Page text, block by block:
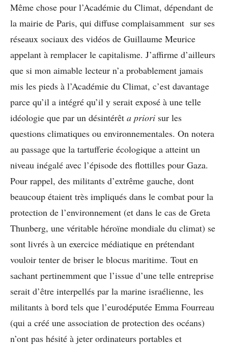
Même chose pour l’Académie du Climat, dépendant de
la mairie de Paris, qui diffuse complaisamment sur ses
réseaux sociaux des vidéos de Guillaume Meurice
appelant à remplacer le capitalisme. J’affirme d’ailleurs
que si mon aimable lecteur n’a probablement jamais
mis les pieds à l’Académie du Climat, c’est davantage
parce qu’il a intégré qu’il y serait exposé à une telle
idéologie que par un désintérêt a priori sur les
questions climatiques ou environnementales. On notera
au passage que la tartufferie écologique a atteint un
niveau inégalé avec l’épisode des flottilles pour Gaza.
Pour rappel, des militants d’extrême gauche, dont
beaucoup étaient très impliqués dans le combat pour la
protection de l’environnement (et dans le cas de Greta
Thunberg, une véritable héroïne mondiale du climat) se
sont livrés à un exercice médiatique en prétendant
vouloir tenter de briser le blocus maritime. Tout en
sachant pertinemment que l’issue d’une telle entreprise
serait d’être interpellés par la marine israélienne, les
militants à bord tels que l’eurodéputée Emma Fourreau
(qui a créé une association de protection des océans)
n’ont pas hésité à jeter ordinateurs portables et